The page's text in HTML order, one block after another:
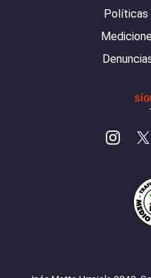
Políticas